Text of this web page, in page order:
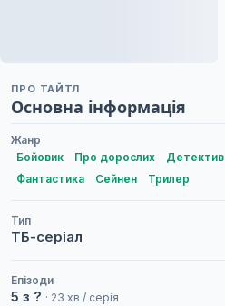
ПРО ТАЙТЛ
Основна інформація
Жанр
Бойовик
Про дорослих Детектив
Фантастика
Сейнен Трилер
Тип
ТБ-серіал
Епізоди
5 з ? · 23 хв / серія